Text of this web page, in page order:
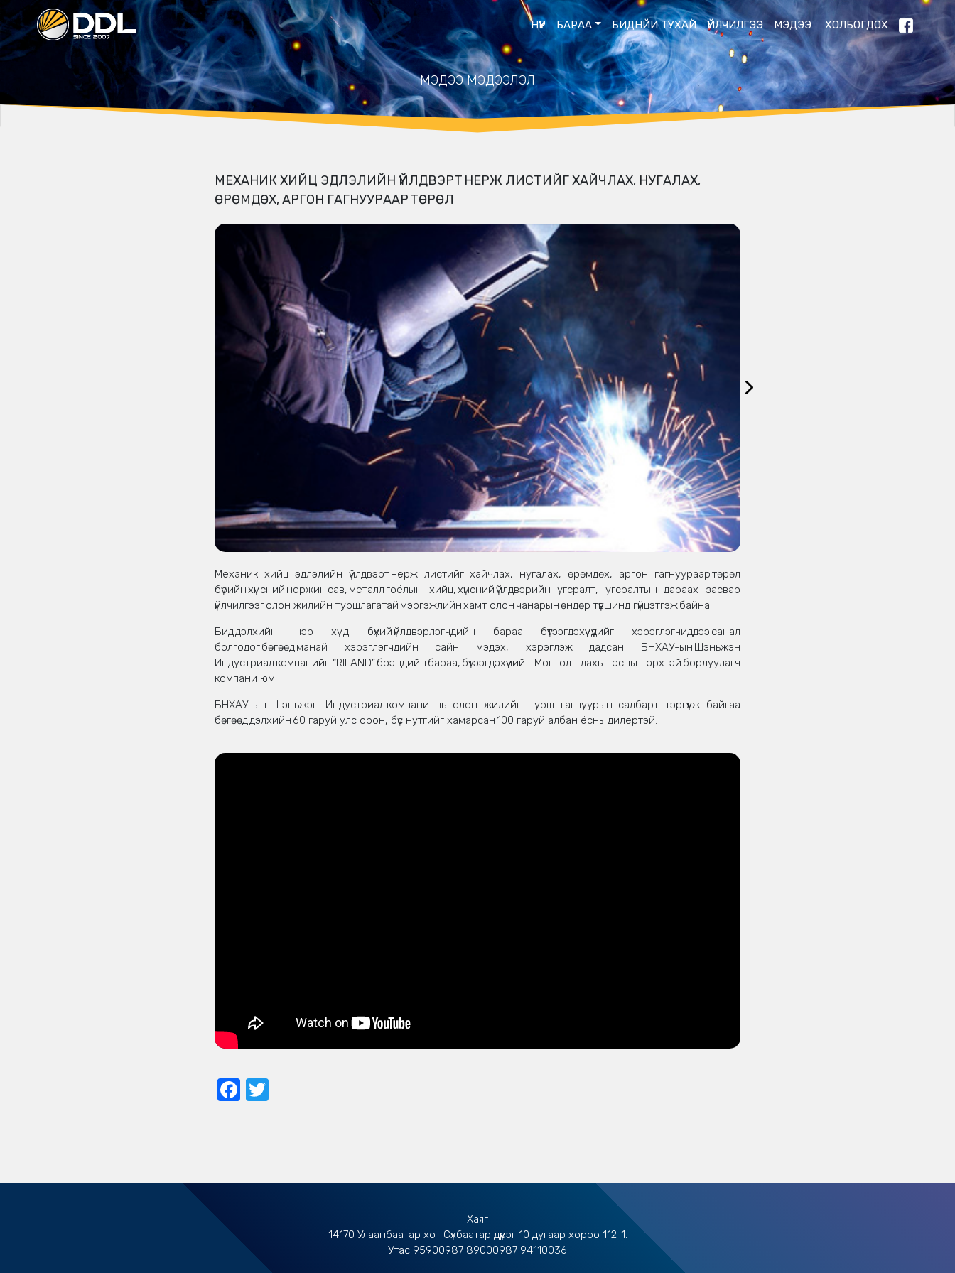
НҮҮР БАРАА БИДНЙИ ТУХАЙ ҮЙЛЧИЛГЭЭ МЭДЭЭ ХОЛБОГДОХ
МЭДЭЭ МЭДЭЭЛЭЛ
МЕХАНИК ХИЙЦ ЭДЛЭЛИЙН ҮЙЛДВЭРТ НЕРЖ ЛИСТИЙГ ХАЙЧЛАХ, НУГАЛАХ,
ӨРӨМДӨХ, АРГОН ГАГНУУРААР ТӨРӨЛ
Механик хийц эдлэлийн үйлдвэрт нерж листийг хайчлах, нугалах, өрөмдөх, аргон гагнуураар төрөл
бүрийн хүнсний нержин сав, металл гоёлын хийц, хүнсний үйлдвэрийн угсралт, угсралтын дараах засвар
үйлчилгээг олон жилийн туршлагатай мэргэжлийн хамт олон чанарын өндөр түвшинд гүйцэтгэж байна.
Бид дэлхийн нэр хүнд бүхий үйлдвэрлэгчдийн бараа бүтээгдэхүүнүүдийг хэрэглэгчиддээ санал
болгодог бөгөөд манай хэрэглэгчдийн сайн мэдэх, хэрэглэж дадсан БНХАУ-ын Шэньжэн
Индустриал компанийн “RILAND” брэндийн бараа, бүтээгдэхүүний Монгол дахь ёсны эрхтэй борлуулагч
компани юм.
БНХАУ-ын Шэньжэн Индустриал компани нь олон жилийн турш гагнуурын салбарт тэргүүлж байгаа
бөгөөд дэлхийн 60 гаруй улс орон, бүс нутгийг хамарсан 100 гаруй албан ёсны дилертэй.
Facebook
Хаяг
14170 Улаанбаатар хот Сүхбаатар дүүрэг 10 дугаар хороо 112-1.
Утас 95900987 89000987 94110036